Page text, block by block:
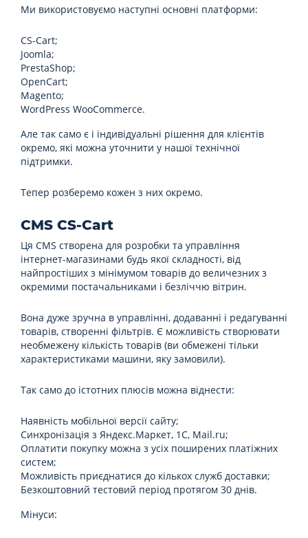
Ми використовуємо наступні основні платформи:
CS-Cart;
Joomla;
PrestaShop;
OpenCart;
Magento;
WordPress WooCommerce.
Але так само є і індивідуальні рішення для клієнтів
окремо, які можна уточнити у нашої технічної
підтримки.
Тепер розберемо кожен з них окремо.
CMS CS-Cart
Ця CMS створена для розробки та управління
інтернет-магазинами будь якої складності, від
найпростіших з мінімумом товарів до величезних з
окремими постачальниками і безліччю вітрин.
Вона дуже зручна в управлінні, додаванні і редагуванні
товарів, створенні фільтрів. Є можливість створювати
необмежену кількість товарів (ви обмежені тільки
характеристиками машини, яку замовили).
Так само до істотних плюсів можна віднести:
Наявність мобільної версії сайту;
Синхронізація з Яндекс.Маркет, 1C, Mail.ru;
Оплатити покупку можна з усіх поширених платіжних
систем;
Можливість приєднатися до кількох служб доставки;
Безкоштовний тестовий період протягом 30 днів.
Мінуси: